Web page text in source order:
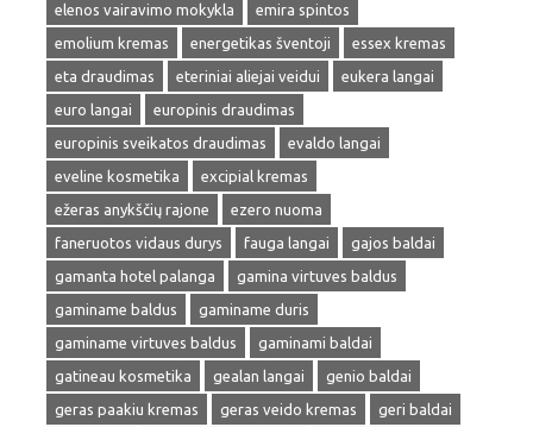
elenos vairavimo mokykla
emira spintos
emolium kremas
energetikas šventoji
essex kremas
eta draudimas
eteriniai aliejai veidui
eukera langai
euro langai
europinis draudimas
europinis sveikatos draudimas
evaldo langai
eveline kosmetika
excipial kremas
ežeras anykščių rajone
ezero nuoma
faneruotos vidaus durys
fauga langai
gajos baldai
gamanta hotel palanga
gamina virtuves baldus
gaminame baldus
gaminame duris
gaminame virtuves baldus
gaminami baldai
gatineau kosmetika
gealan langai
genio baldai
geras paakiu kremas
geras veido kremas
geri baldai